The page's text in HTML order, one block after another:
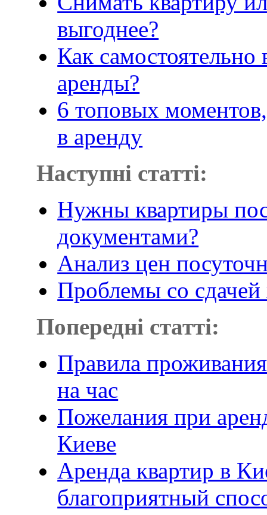
выгоднее?
Как самостоятельно
аренды?
6 топовых
в аренду
Наступні статті:
Нужны квартиры
документами?
Анализ цен
Проблемы со
Попередні статті:
Правила
на час
Пожелания при
Киеве
Аренда квартир в
благоприятный